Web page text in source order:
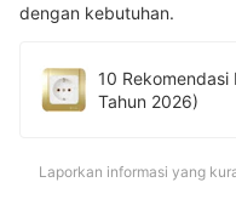
dengan kebutuhan.
10
Tahun 2026)
Laporkan informasi yang